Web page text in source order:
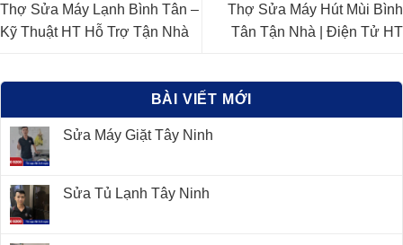
Thợ Sửa Máy Lạnh Bình Tân –
Kỹ Thuật HT Hỗ Trợ Tận Nhà
Thợ Sửa Máy Hút Mùi Bình
Tân Tận Nhà | Điện Tử HT
BÀI VIẾT MỚI
Sửa Máy Giặt Tây Ninh
Sửa Tủ Lạnh Tây Ninh